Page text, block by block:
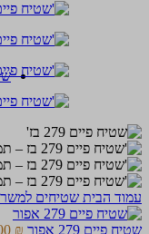
עמוד הבית שטיחים
שטיח פיים 279 אפור ₪